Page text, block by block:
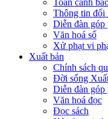
Toàn cảnh
Thông tin đối
Diễn đàn
Văn hoá số
Xử phạt vi
Xuất bản
Chính sách
Đời sống
Diễn đàn góp
Văn hoá đọc
Đọc sách